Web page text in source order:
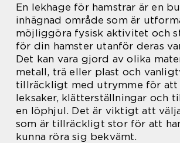
En lekhage för hamstrar är en
inhägnad område som är
möjliggöra fysisk aktivitet och
för din hamster utanför deras
Det kan vara gjord av olika
metall, trä eller plast och
tillräckligt med utrymme för att
leksaker, klätterställningar och
en löphjul. Det är viktigt att
som är tillräckligt stor för att
kunna röra sig bekvämt.